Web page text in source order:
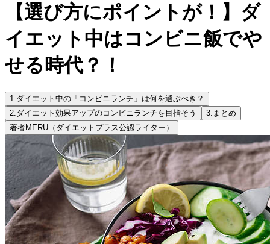
【選び方にポイントが！】ダ
イエット中はコンビニ飯でや
せる時代？！
1.ダイエット中の「コンビニランチ」は何を選ぶべき？
2.ダイエット効果アップのコンビニランチを目指そう 3. まとめ
著者MERU（ダイエットプラス公認ライター）